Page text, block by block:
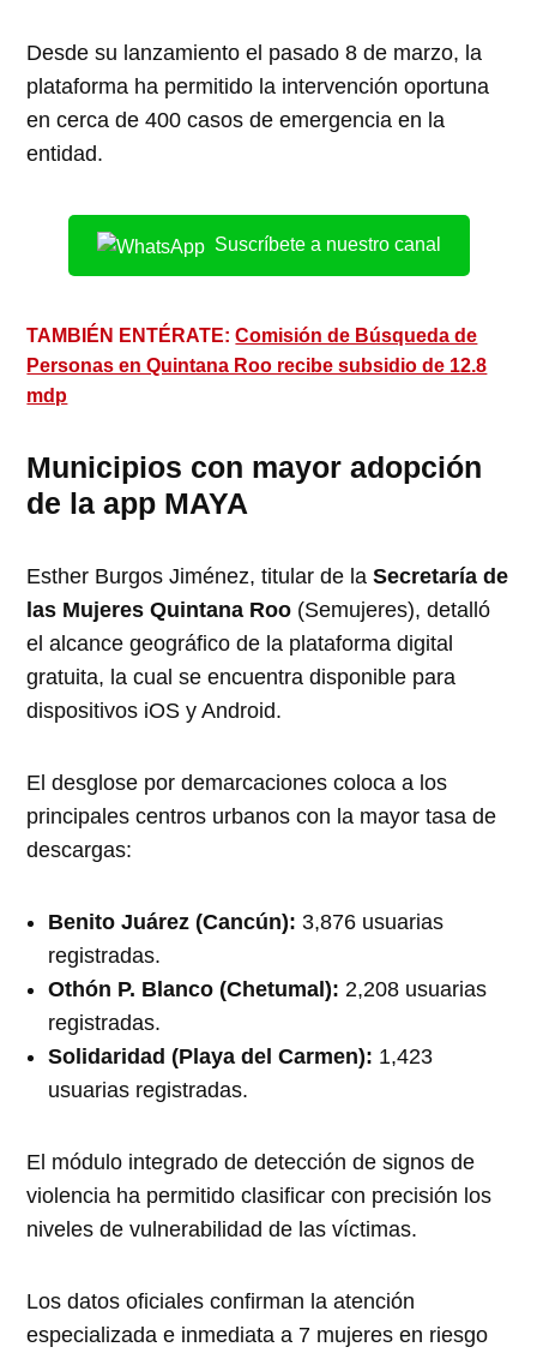
Desde su lanzamiento el pasado 8 de marzo, la
plataforma ha permitido la intervención oportuna
en cerca de 400 casos de emergencia en la
entidad.
Suscríbete a nuestro canal
TAMBIÉN ENTÉRATE:Comisión de Búsqueda de
Personas en Quintana Roo recibe subsidio de 12.8
mdp
Municipios con mayor adopción
de la app MAYA
Esther Burgos Jiménez, titular de laSecretaría de
las Mujeres Quintana Roo (Semujeres), detalló
el alcance geográfico de la plataforma digital
gratuita, la cual se encuentra disponible para
dispositivos iOS y Android.
El desglose por demarcaciones coloca a los
principales centros urbanos con la mayor tasa de
descargas:
Benito Juárez (Cancún): 3,876 usuarias
registradas.
Othón P. Blanco (Chetumal): 2,208 usuarias
registradas.
Solidaridad (Playa del Carmen): 1,423
usuarias registradas.
El módulo integrado de detección de signos de
violencia ha permitido clasificar con precisión los
niveles de vulnerabilidad de las víctimas.
Los datos oficiales confirman la atención
especializada e inmediata a 7 mujeres en riesgo